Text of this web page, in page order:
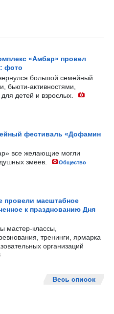
«Амбар» провел
фото
большой семейный
бьюти-активностями,
детей и взрослых.
фестиваль «Дофамин
все желающие могли
змеев.
Общество
провели масштабное
к празднованию Дня
мастер-классы,
тренинги, ярмарка
организаций
Весь список